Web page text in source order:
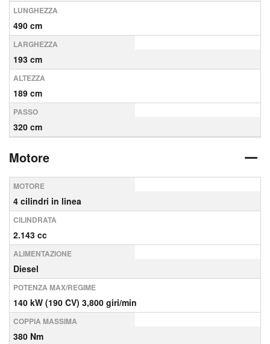
LUNGHEZZA
490 cm
LARGHEZZA
193 cm
ALTEZZA
189 cm
PASSO
320 cm
Motore
MOTORE
4 cilindri in linea
CILINDRATA
2.143 cc
ALIMENTAZIONE
Diesel
POTENZA MAX/REGIME
140 kW (190 CV) 3,800 giri/min
COPPIA MASSIMA
380 Nm